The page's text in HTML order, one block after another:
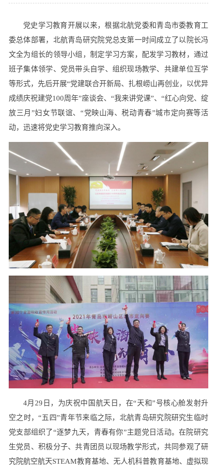
党史学习教育开展以来，根据北航党委和青岛市委教育工
委总体部署，北航青岛研究院党总支第一时间成立了以院长冯
文全为组长的领导小组，制定学习方案，配发学习教材，通过
班子集体领学、党员带头自学、组织现场教学、共建单位互学
等形式，先后开展“党建联合开新局、扎根崂山再创业，以优异
成绩庆祝建党100周年”座谈会、“我来讲党课”、“红心向党、绽
放三月”妇女节联谊、“党映山海、税动青春”城市定向赛等活
动，迅速将党史学习教育推向深入。
4月29日，为庆祝中国航天日，在“天和”号核心舱发射升
空之时，“五四”青年节来临之际，北航青岛研究院研究生临时
党支部组织了“逐梦九天，青春有你”主题党日活动。在院研究
生党员、积极分子、共青团员以现场教学形式，共同参观了研
究院航空航天STEAM教育基地、无人机科普教育基地、虚拟现